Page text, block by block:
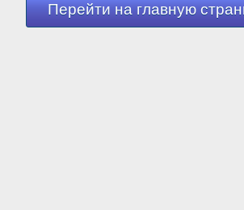
Перейти на главную